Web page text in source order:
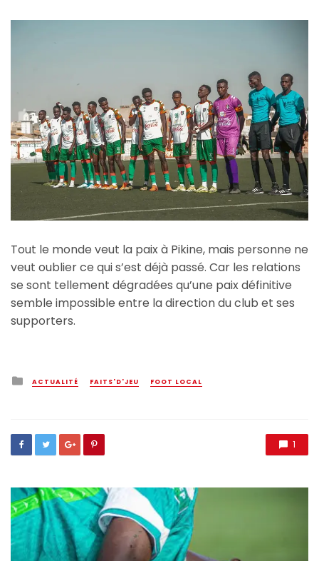
Tout le monde veut la paix à Pikine, mais personne ne
veut oublier ce qui s’est déjà passé. Car les relations
se sont tellement dégradées qu’une paix définitive
semble impossible entre la direction du club et ses
supporters.
Posted
in
ACTUALITÉ FAITS'D'JEU FOOT LOCAL
1